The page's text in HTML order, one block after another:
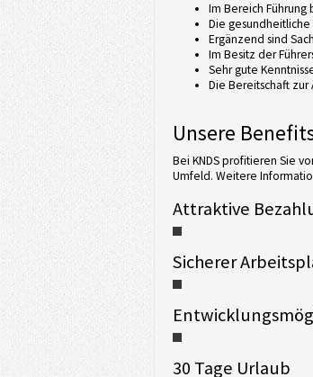
Im Bereich
Die gesundheitliche
Ergänzend sind
Im Besitz der
Sehr gute
Die Bereitschaft
Unsere
Bei KNDS profitieren Sie
Umfeld. Weitere
Attraktive
Sicherer
30 Tage Urlaub